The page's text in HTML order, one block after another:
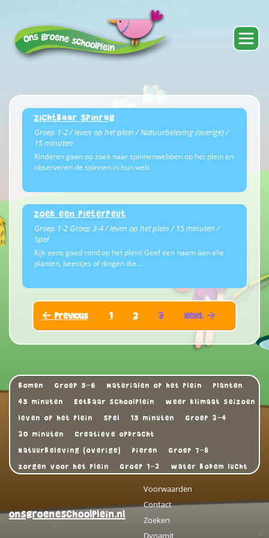
Zichtbaar Spinrag
Groep 1-2 / leven op het plein / Natuurbeleving (overige) /
15 minuten
Kinderen gaan op zoek naar spinnenwebben op het plein en
observeren de spinnen in hun web.
Zoek een Pieterpeut
Groep 1-2 Groep 3-4 / leven op het plein / 15 minuten /
Spel
Kijk eens goed rond op het plein! Geef een naam aan alle
planten, beestjes of dingen die…
← Previous 1 2 3 Next →
Bomen Groep 5-6 Materialen op het plein
Planten
45 minuten
Eetbaar schoolplein
weer klimaat seizoen
leven op het plein
Spel 15 minuten
Groep 3-4
30 minuten
Creatieve opdracht
Natuurbeleving (overige)
Dieren
Groep 7-8
zorgen voor het plein
Groep 1-2 water bodem lucht
onsgroeneschoolplein.nl
Voorwaarden
Contact
Zoeken
Dynamit